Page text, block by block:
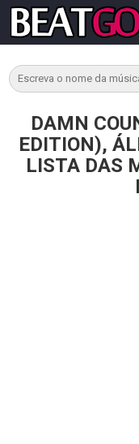
DAMN
EDITION),
LISTA DAS